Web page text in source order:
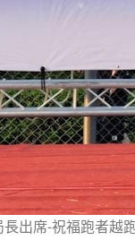
出席-祝福跑者越